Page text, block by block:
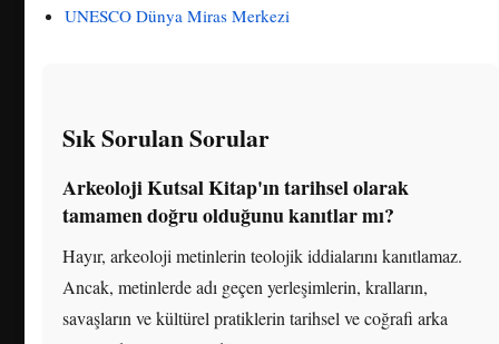
UNESCO Dünya Miras Merkezi
Sık Sorulan Sorular
Arkeoloji Kutsal Kitap'ın tarihsel olarak
tamamen doğru olduğunu kanıtlar mı?
Hayır, arkeoloji metinlerin teolojik iddialarını kanıtlamaz.
Ancak, metinlerde adı geçen yerleşimlerin, kralların,
savaşların ve kültürel pratiklerin tarihsel ve coğrafi arka